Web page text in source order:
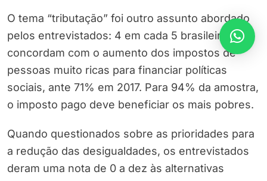
O tema “tributação” foi outro assunto abordado
pelos entrevistados: 4 em cada 5 brasileiros
concordam com o aumento dos impostos de
pessoas muito ricas para financiar políticas
sociais, ante 71% em 2017. Para 94% da amostra,
o imposto pago deve beneficiar os mais pobres.
Quando questionados sobre as prioridades para
a redução das desigualdades, os entrevistados
deram uma nota de 0 a dez às alternativas